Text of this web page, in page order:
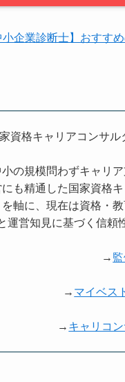
小企業診断士】おすす
資格キャリアコンサル
の規模問わずキャリ
も精通した国家資格
軸に、現在は資格・
運営知見に基づく信頼
→
→ マイベス
→ キャリコ